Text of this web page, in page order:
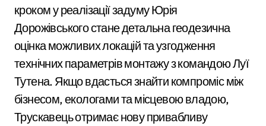
кроком у реалізації задуму Юрія
Дорожівського стане детальна геодезична
оцінка можливих локацій та узгодження
технічних параметрів монтажу з командою Луї
Тутена. Якщо вдасться знайти компроміс між
бізнесом, екологами та місцевою владою,
Трускавець отримає нову привабливу